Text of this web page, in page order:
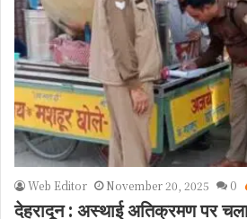
Web Editor November 20, 2025 0
देहरादून : अस्थाई अतिक्रमण पर